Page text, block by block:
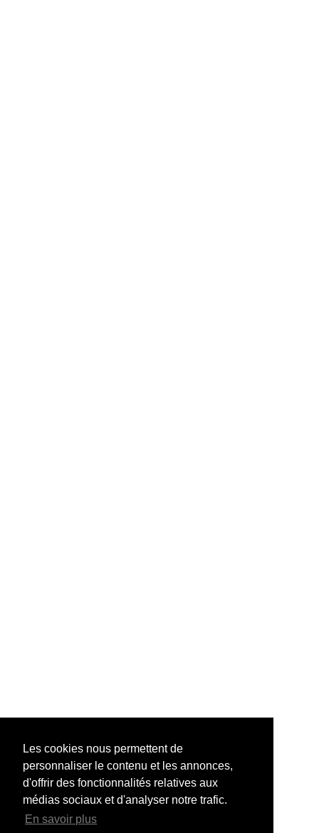
Les cookies nous permettent de
personnaliser le contenu et les annonces,
d'offrir des fonctionnalités relatives aux
médias sociaux et d'analyser notre trafic.
En savoir plus